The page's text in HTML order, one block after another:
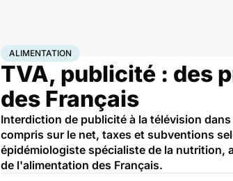
AccueilSantéMaladies
ALIMENTATION
TVA, publicité : des
des Français
Interdiction de publicité à la télévision
compris sur le net, taxes et subventions
épidémiologiste spécialiste de la nutrition,
de l'alimentation des Français.